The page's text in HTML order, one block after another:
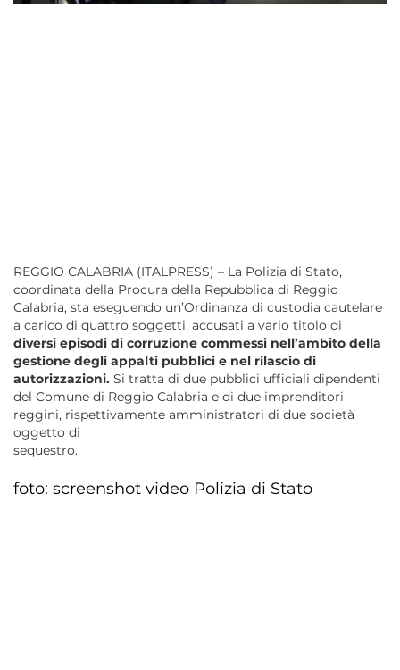
REGGIO CALABRIA (ITALPRESS) – La Polizia di Stato,
coordinata della Procura della Repubblica di Reggio
Calabria, sta eseguendo un’Ordinanza di custodia cautelare
a carico di quattro soggetti, accusati a vario titolo di
diversi episodi di corruzione commessi nell’ambito della
gestione degli appalti pubblici e nel rilascio di
autorizzazioni. Si tratta di due pubblici ufficiali dipendenti
del Comune di Reggio Calabria e di due imprenditori
reggini, rispettivamente amministratori di due società
oggetto di
sequestro.
foto: screenshot video Polizia di Stato